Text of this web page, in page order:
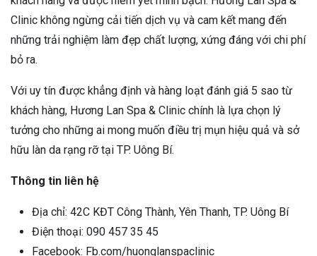
Clinic không ngừng cải tiến dịch vụ và cam kết mang đến
những trải nghiệm làm đẹp chất lượng, xứng đáng với chi phí
bỏ ra.
Với uy tín được khẳng định và hàng loạt đánh giá 5 sao từ
khách hàng, Hương Lan Spa & Clinic chính là lựa chọn lý
tưởng cho những ai mong muốn điều trị mụn hiệu quả và sở
hữu làn da rạng rỡ tại TP. Uông Bí.
Thông tin liên hệ
Địa chỉ: 42C KĐT Công Thành, Yên Thanh, TP. Uông Bí
Điện thoại: 090 457 35 45
Facebook: Fb.com/huonglanspaclinic